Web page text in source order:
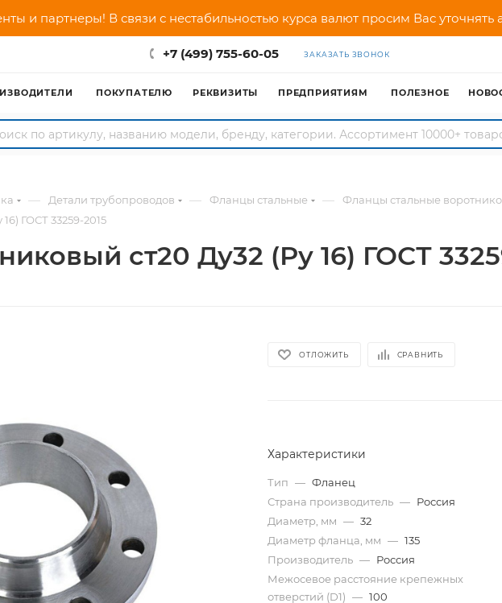
и партнеры! В связи с нестабильностью курса валют просим Вас
+7 (499) 755-60-05 ЗАКАЗАТЬ ЗВОНОК
ПОКУПАТЕЛЮ РЕКВИЗИТЫ ПРЕДПРИЯТИЯМ ПОЛЕЗНОЕ
— Детали трубопроводов — Фланцы стальные — Фланцы стальные
ГОСТ 33259-2015
ст20 Ду32 (Ру 16) ГОСТ
ОТЛОЖИТЬ СРАВНИТЬ
Характеристики
Тип — Фланец
Страна производитель — Россия
Диаметр, мм — 32
Диаметр фланца, мм — 135
Производитель — Россия
Межосевое расстояние крепежных
отверстий (D1) — 100